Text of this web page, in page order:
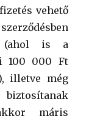
vehető
(ahol is a
100 000 Ft
illetve még
biztosítanak
máris